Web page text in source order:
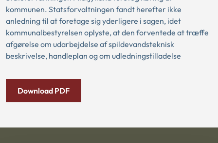
kommunen. Statsforvaltningen fandt herefter ikke
anledning til at foretage sig yderligere i sagen, idet
kommunalbestyrelsen oplyste, at den forventede at træffe
afgørelse om udarbejdelse af spildevandsteknisk
beskrivelse, handleplan og om udledningstilladelse
Download PDF